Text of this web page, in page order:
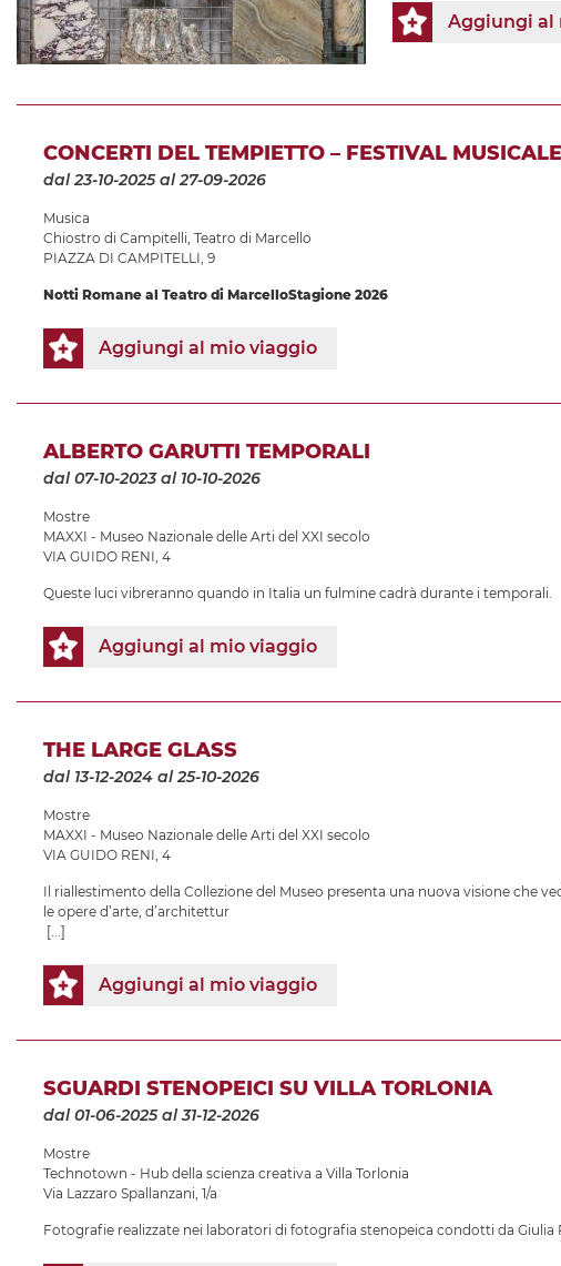
Aggiungi al
CONCERTI DEL TEMPIETTO – FESTIVAL
dal 23-10-2025al 27-09-2026
Musica
Chiostro di Campitelli Teatro di Marcello
PIAZZA DI CAMPITELLI, 9
Notti Romane al Teatro di MarcelloStagione 2026
Aggiungi al mio viaggio
ALBERTO GARUTTI TEMPORALI
dal 07-10-2023al 10-10-2026
Mostre
MAXXI - Museo Nazionale delle Arti del XXI secolo
VIA GUIDO RENI, 4
Queste luci vibreranno quando in Italia un fulmine cadrà durante i temporali.
Aggiungi al mio viaggio
THE LARGE GLASS
dal 13-12-2024 al 25-10-2026
Mostre
MAXXI - Museo Nazionale delle Arti del XXI secolo
VIA GUIDO RENI, 4
Il riallestimento della Collezione del Museo presenta una nuova visione che
le opere d’arte, d’architettur
[...]
Aggiungi al mio viaggio
SGUARDI STENOPEICI SU VILLA TORLONIA
dal 01-06-2025al 31-12-2026
Mostre
Technotown - Hub della scienza creativa a Villa Torlonia
Via Lazzaro Spallanzani, 1/a
Fotografie realizzate nei laboratori di fotografia stenopeica condotti da Giulia